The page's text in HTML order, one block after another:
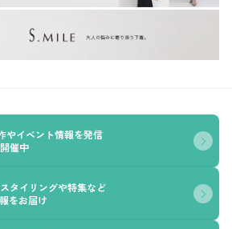
やイベント情報を発信
催中
タイリングや特集など
をお届け